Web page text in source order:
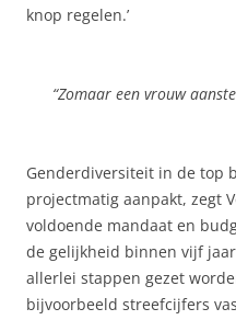
knop regelen.’
“Zomaar een vrouw
Genderdiversiteit in de top
projectmatig aanpakt, zegt
voldoende mandaat en
de gelijkheid binnen vijf
allerlei stappen gezet
bijvoorbeeld streefcijfers